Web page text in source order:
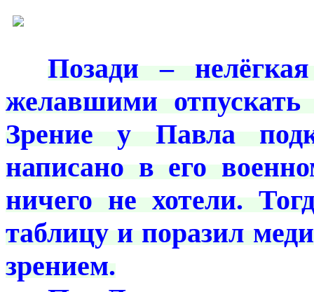
Позади –
желавшими отпускать
Зрение у Павла
написано в его
ничего не хотели.
таблицу и поразил
зрением.